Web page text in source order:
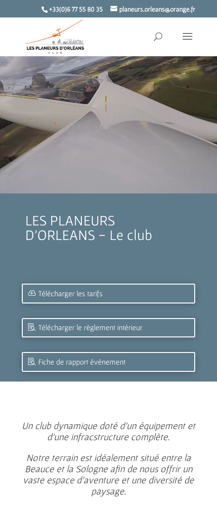
+33(0)6 77 55 80 35 planeurs.orleans@orange.fr
LES PLANEURS
D'ORLEANS - Le club
Télécharger les tarifs
Télécharger le règlement intérieur
Fiche de rapport événement
Un club dynamique doté d’un équipement et
d’une infracstructure complète.
Notre terrain est idéalement situé entre la
Beauce et la Sologne afin de nous offrir un
vaste espace d’aventure et une diversité de
paysage.